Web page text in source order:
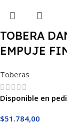
TOBERA
EMPUJE
Toberas
Disponible en
$51.784,00